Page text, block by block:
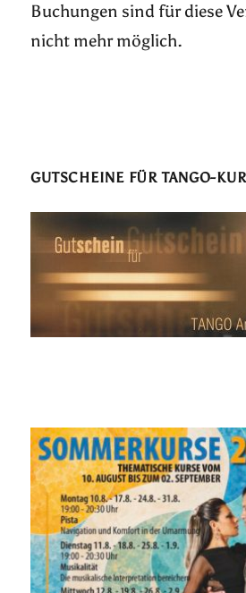
Buchungen sind für diese
nicht mehr möglich.
GUTSCHEINE FÜR TANGO-